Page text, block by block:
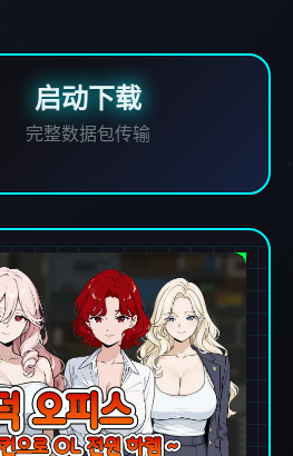
启动下载
完整数据包传输